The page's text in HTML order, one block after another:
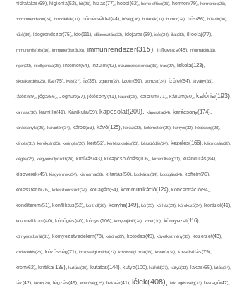
hidratálás(69), higiénia(52), hit(26), hízás(77), hobbi(62), home office(26), hormon(79), hormonok(25),
hormonrendszer(24), hozzáállás(31), hőmérséklet(44), hőség(36), hulladék(33), humor(24), hús(86), húsvét(36),
hűtő(30), idegrendszer(75), idő(111), időbeosztás(32), időjárás(69), idős(24), illat(30), illóolaj(77),
immunerősítés(30), immunerősítő(36), immunrendszer(315), influenza(45), információ(33),
inger(29), intelligencia(28), internet(64), inzulin(42), inzulinrezisztencia(35), írás(27), iskola(123),
iskolakezdés(25), ital(75), ivás(27), íz(39), izgalom(27), izom(91), izomzat(24), ízület(54), járvány(35),
játék(89), jóga(56), Joghurt(67), jótékony(41), kaland(28), kalcium(71), kálium(50), kalória(193),
kamasz(30), kamilla(41), Kánikula(59), kapcsolat(209), káposzta(24), karácsony(174),
karácsonyfa(25), karantén(34), káros(53), kávé(125), keksz(29), kellemetlen(29), kenyér(32), képesség(28),
kérdés(31), kerékpár(25), keringés(26), kert(52), kertészkedés(26), készülődés(24), kezelés(166), kézmosás(28),
kiégés(25), kiegyensúlyozott(26), kihívás(43), kikapcsolódás(106), kimerültség(31), kirándulás(84),
kisgyerek(45), kisgyermek(34), kismama(38), kitartás(50), kockázat(34), kocogás(24), koffein(76),
koleszterin(76), koleszterinszint(24), kollagén(54), kommunikáció(124), koncentráció(94),
konditerem(51), konfliktus(52), kontroll(28), konyha(149), kór(25), kórház(29), kórokozó(24), kortizol(41),
kozmetikum(40), köhögés(40), könyv(106), könyvajánló(24), köret(30), környezet(116),
környezetbarát(31), környezetvédelem(78), köröm(27), kötődés(49), következmény(33), közérzet(43),
közlekedés(26), közösség(71), közösségi média(27), közösségi oldal(38), kreatív(34), kreativitás(79),
krém(62), kritika(139), kultúra(36), kutatás(144), kutya(100), külföld(27), kütyü(33), lakás(65), látás(34),
láz(42), lazac(24), légzés(49), lehetőség(25), lekvár(41), lélek(408), lelki egészség(33), levegő(42),